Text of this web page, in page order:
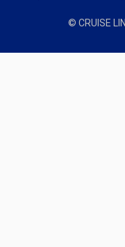
© CRUISE